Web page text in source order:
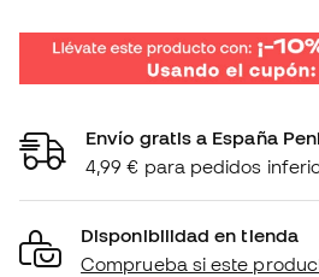
Envío gratis a España
4,99 € para pedidos
Disponibilidad en tienda
Comprueba si este